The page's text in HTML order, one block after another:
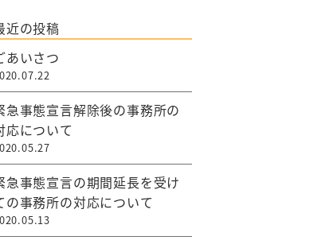
近の投稿
あいさつ
急事態宣言解除後の事務所の
応について
急事態宣言の期間延長を受け
の事務所の対応について